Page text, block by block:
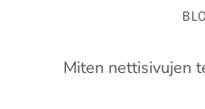
Miten nettisivujen